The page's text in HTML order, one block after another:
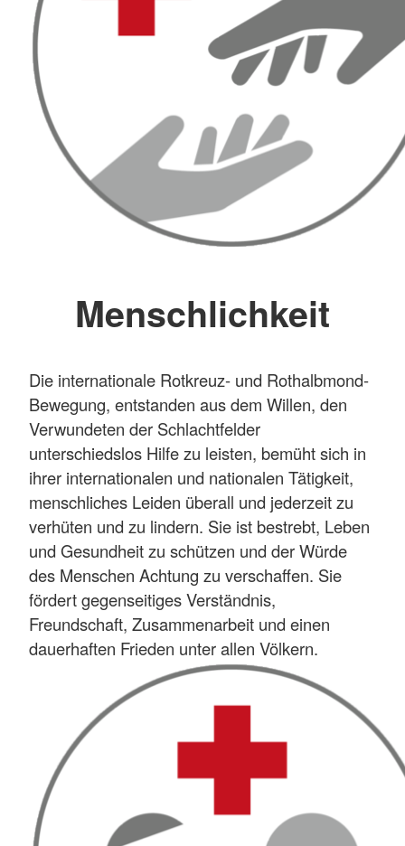
Menschlichkeit
Die internationale Rotkreuz- und Rothalbmond-
Bewegung, entstanden aus dem Willen, den
Verwundeten der Schlachtfelder
unterschiedslos Hilfe zu leisten, bemüht sich in
ihrer internationalen und nationalen Tätigkeit,
menschliches Leiden überall und jederzeit zu
verhüten und zu lindern. Sie ist bestrebt, Leben
und Gesundheit zu schützen und der Würde
des Menschen Achtung zu verschaffen. Sie
fördert gegenseitiges Verständnis,
Freundschaft, Zusammenarbeit und einen
dauerhaften Frieden unter allen Völkern.